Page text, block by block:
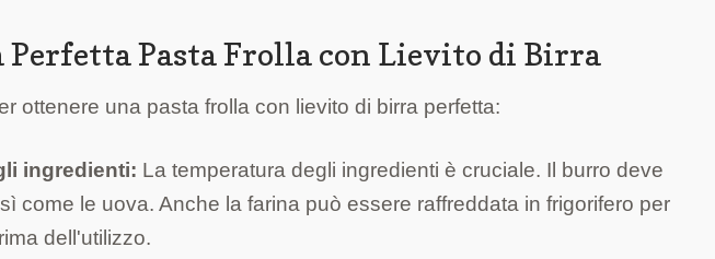
Perfetta Pasta Frolla con Lievito di Birra
ottenere una pasta frolla con lievito di birra perfetta:
ingredienti: La temperatura degli ingredienti è cruciale. Il burro deve
come le uova. Anche la farina può essere raffreddata in frigorifero per
dell'utilizzo.